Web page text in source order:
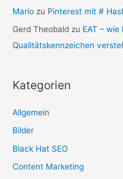
Mario zu Pinterest mit #
Gerd Theobald zu EAT –
Qualitätskennzeichen
Kategorien
Allgemein
Bilder
Black Hat SEO
Content Marketing